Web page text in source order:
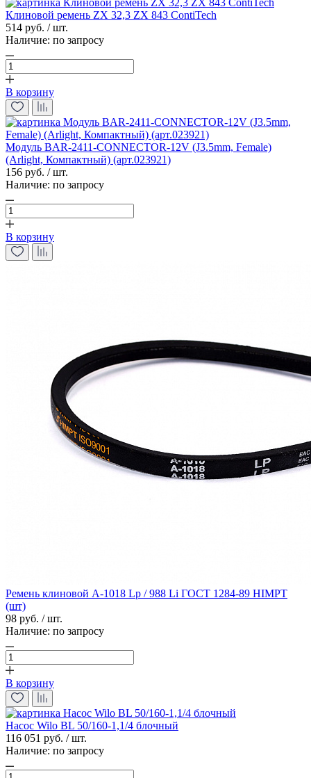
Клиновой ремень ZX 32,3 ZX 843 ContiTech
514 руб. / шт.
Наличие: по запросу
В корзину
Модуль BAR-2411-CONNECTOR-12V (J3.5mm, Female)
(Arlight, Компактный) (арт.023921)
156 руб. / шт.
Наличие: по запросу
В корзину
Ремень клиновой А-1018 Lp / 988 Li ГОСТ 1284-89 HIMPT
(шт)
98 руб. / шт.
Наличие: по запросу
В корзину
Насос Wilo BL 50/160-1,1/4 блочный
116 051 руб. / шт.
Наличие: по запросу